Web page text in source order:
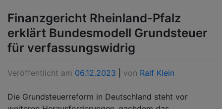
Finanzgericht Rheinland-Pfalz
erklärt Bundesmodell Grundsteuer
für verfassungswidrig
Veröffentlicht am 06.12.2023 von Ralf Klein
Die Grundsteuerreform in Deutschland steht vor